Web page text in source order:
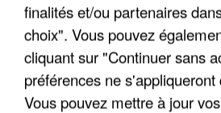
UNE TOURISTE DE L’OISE
COULÉE DE BOUE EN HAUTE-
finalités et/ou partenaires
choix". Vous pouvez
cliquant sur "Continuer sans
préférences ne
Vous pouvez mettre à jour